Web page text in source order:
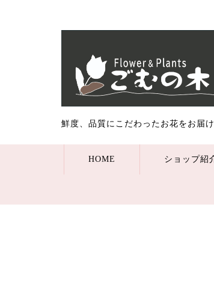
鮮度、品質にこだわったお花をお届
HOME ショップ紹